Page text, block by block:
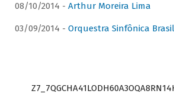
08/10/2014 - Arthur Moreira Lima
03/09/2014 - Orquestra Sinfônica